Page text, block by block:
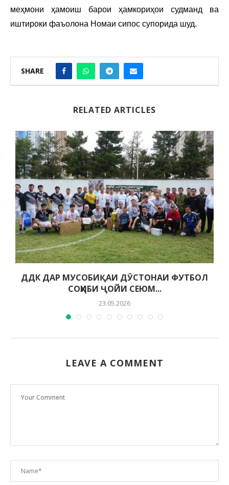
меҳмони ҳамоиш барои ҳамкориҳои судманд ва
иштироки фаъолона Номаи сипос супорида шуд.
SHARE
RELATED ARTICLES
ДДК ДАР МУСОБИҚАИ ДӮСТОНАИ ФУТБОЛ
СОҲИБИ ҶОЙИ СЕЮМ...
23.05.2026
LEAVE A COMMENT